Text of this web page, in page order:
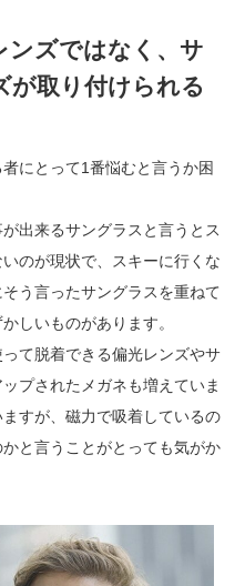
ンズではなく、サ
が取り付けられる
にとって1番悩むと言うか困
出来るサングラスと言うとス
のが現状で、スキーに行くな
う言ったサングラスを重ねて
しいものがあります。
て脱着できる偏光レンズやサ
プされたメガネも増えていま
すが、磁力で吸着しているの
と言うことがとっても気がか